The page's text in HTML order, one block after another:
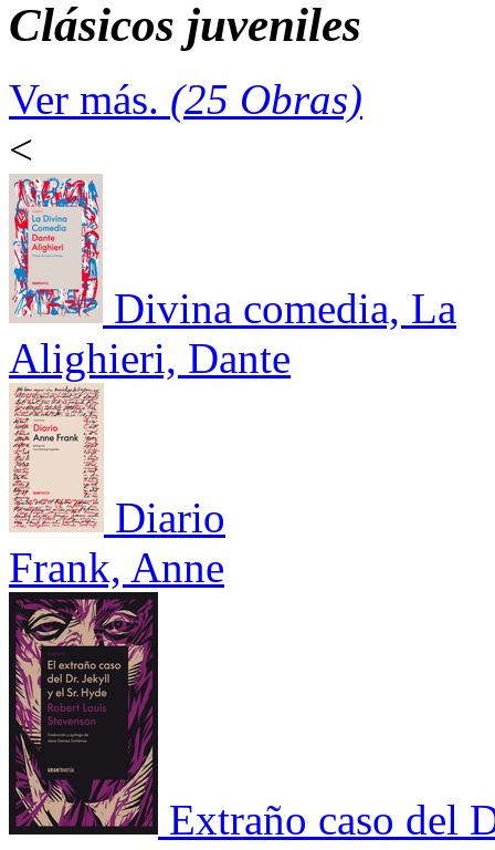
Clásicos juveniles
Ver más. (25 Obras)
<
Divina comedia, La
Alighieri, Dante
Diario
Frank, Anne
Extraño caso del